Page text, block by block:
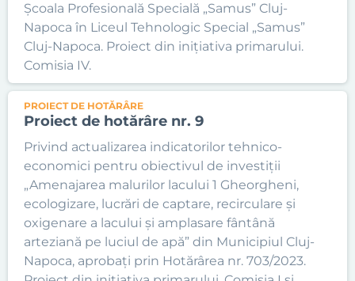
Școala Profesională Specială „Samus” Cluj-
Napoca în Liceul Tehnologic Special „Samus”
Cluj-Napoca. Proiect din inițiativa primarului.
Comisia IV.
PROIECT DE HOTĂRÂRE
Proiect de hotărâre nr. 9
Privind actualizarea indicatorilor tehnico-
economici pentru obiectivul de investiții
„Amenajarea malurilor lacului 1 Gheorgheni,
ecologizare, lucrări de captare, recirculare și
oxigenare a lacului și amplasare fântână
arteziană pe luciul de apă” din Municipiul Cluj-
Napoca, aprobați prin Hotărârea nr. 703/2023.